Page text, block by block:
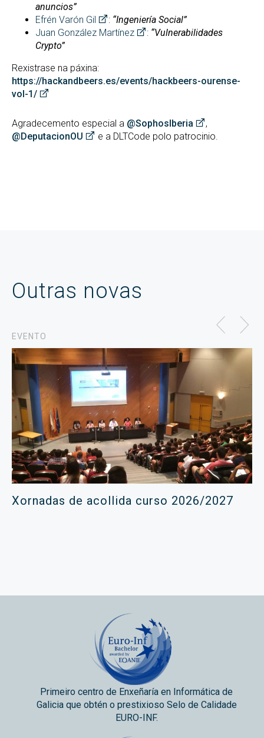
anuncios”
Efrén Varón Gil
: “Ingeniería Social”
Juan González Martínez
: “Vulnerabilidades
Crypto”
Rexistrase na páxina:
https://hackandbeers.es/events/hackbeers-ourense-
vol-1/
Agradecemento especial a @SophosIberia
,
@DeputacionOU
e a DLTCode polo patrocinio.
Outras novas
EVENTO
Xornadas de acollida curso 2026/2027
Primeiro centro de Enxeñaría en Informática de
Galicia que obtén o prestixioso Selo de Calidade
EURO-INF.